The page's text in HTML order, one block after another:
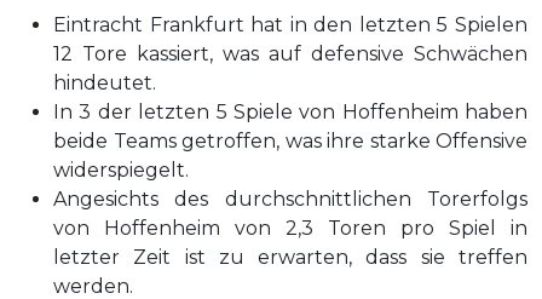
Eintracht Frankfurt hat in den letzten 5 Spielen
12 Tore kassiert, was auf defensive Schwächen
hindeutet.
In 3 der letzten 5 Spiele von Hoffenheim haben
beide Teams getroffen, was ihre starke Offensive
widerspiegelt.
Angesichts des durchschnittlichen Torerfolgs
von Hoffenheim von 2,3 Toren pro Spiel in
letzter Zeit ist zu erwarten, dass sie treffen
werden.